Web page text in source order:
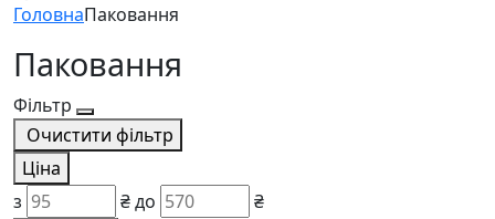
ГоловнаПаковання
Паковання
Фільтр
Очистити фільтр
Ціна
з
₴до
₴